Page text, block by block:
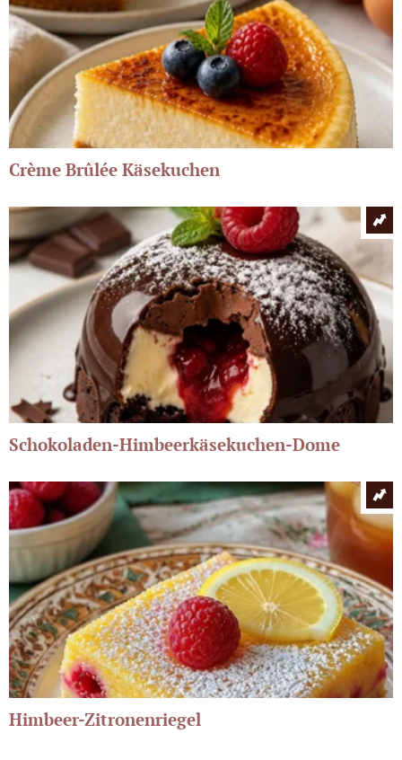
Crème Brûlée Käsekuchen
Schokoladen-Himbeerkäsekuchen-Dome
Himbeer-Zitronenriegel